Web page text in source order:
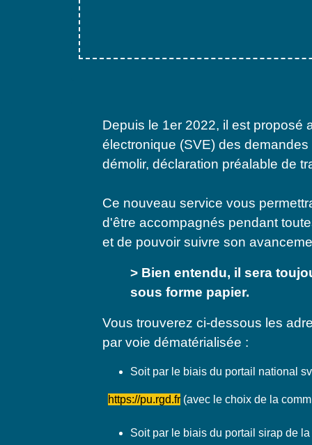
Depuis le 1er 2022, il est proposé
électronique (SVE) des
démolir, déclaration préalable de
Ce nouveau service vous
d'être accompagnés pendant
et de pouvoir suivre son
> Bien entendu, il sera
sous forme papier.
Vous trouverez ci-dessous les
par voie dématérialisée :
Soit par le biais du portail national
https://pu.rgd.fr (avec le choix de la
Soit par le biais du portail sirap de